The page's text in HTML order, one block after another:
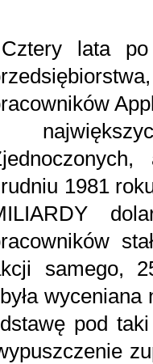
Cztery lata
1981
samego,
pod